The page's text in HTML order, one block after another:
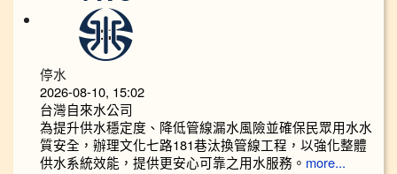
停水
2026-08-10, 15:02
台灣自來水公司
為提升供水穩定度、降低管線漏水風險並確保民眾用水水
質安全，辦理文化七路181巷汰換管線工程，以強化整體
供水系統效能，提供更安心可靠之用水服務。 more...